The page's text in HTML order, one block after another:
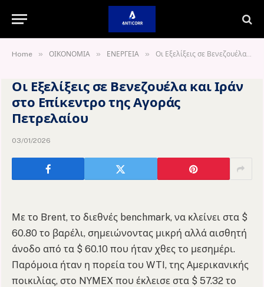
Home » ΟΙΚΟΝΟΜΙΑ » ΕΝΕΡΓΕΙΑ » Οι Εξελίξεις σε Βενεζουέλα και Ιράν στο Επίκεντρο της Αγοράς Πετρελαίου
Οι Εξελίξεις σε Βενεζουέλα και Ιράν
στο Επίκεντρο της Αγοράς
Πετρελαίου
03/01/2026
Με το Brent, το διεθνές benchmark, να κλείνει στα $
60.80 το βαρέλι, σημειώνοντας μικρή αλλά αισθητή
άνοδο από τα $ 60.10 που ήταν χθες το μεσημέρι.
Παρόμοια ήταν η πορεία του WTI, της Αμερικανικής
ποικιλίας, στο NYMEX που έκλεισε στα $ 57.32 το